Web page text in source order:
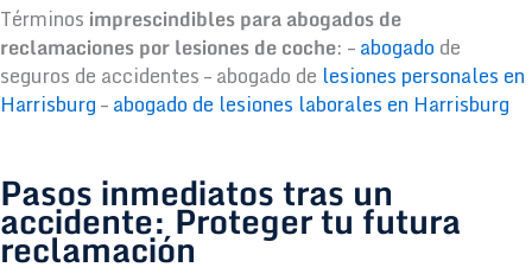
Términos imprescindibles para abogados de
reclamaciones por lesiones de coche: –abogado de
seguros de accidentes – abogado de lesiones personales en
Harrisburg–abogado de lesiones laborales en Harrisburg
Pasos inmediatos tras un
accidente: Proteger tu futura
reclamación